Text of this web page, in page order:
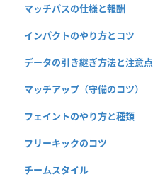
マッチパスの仕様と報酬
インパクトのやり方とコツ
データの引き継ぎ方法と注意点
マッチアップ（守備のコツ）
フェイントのやり方と種類
フリーキックのコツ
チームスタイル